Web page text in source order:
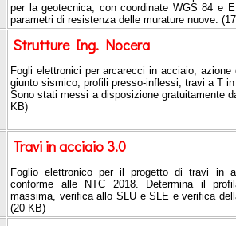
per la geotecnica, con coordinate WGS 84 e
parametri di resistenza delle murature nuove.
Strutture Ing. Nocera
Fogli elettronici per arcarecci in acciaio,
giunto sismico, profili presso-inflessi, travi a T
Sono stati messi a disposizione gratuitamente
KB)
Travi in acciaio 3.0
Foglio elettronico per il progetto di travi in
conforme alle NTC 2018. Determina il
massima, verifica allo SLU e SLE e verifica
(20 KB)